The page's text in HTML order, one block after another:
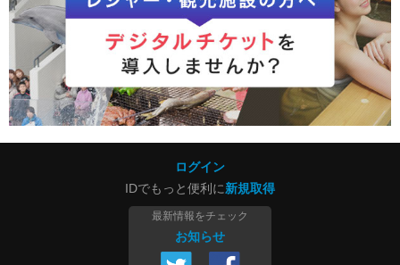
ログイン
IDでもっと便利に新規取得
最新情報をチェック
お知らせ